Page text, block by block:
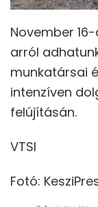
November
arról
munkatársai
intenzíven
felújításán.
VTSI
Fotó: